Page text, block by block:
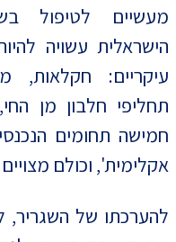
מעשיים לטיפול
הישראלית עשויה
עיקריים: חקלאות,
תחליפי חלבון מן
חמישה תחומים
אקלימית', וכולם
להערכתו של השגריר,